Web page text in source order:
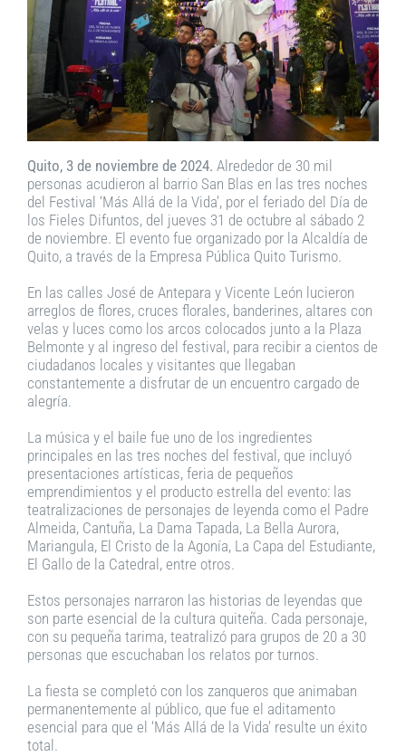
Quito, 3 de noviembre de 2024. Alrededor de 30 mil
personas acudieron al barrio San Blas en las tres noches
del Festival ‘Más Allá de la Vida’, por el feriado del Día de
los Fieles Difuntos, del jueves 31 de octubre al sábado 2
de noviembre. El evento fue organizado por la Alcaldía de
Quito, a través de la Empresa Pública Quito Turismo.
En las calles José de Antepara y Vicente León lucieron
arreglos de flores, cruces florales, banderines, altares con
velas y luces como los arcos colocados junto a la Plaza
Belmonte y al ingreso del festival, para recibir a cientos de
ciudadanos locales y visitantes que llegaban
constantemente a disfrutar de un encuentro cargado de
alegría.
La música y el baile fue uno de los ingredientes
principales en las tres noches del festival, que incluyó
presentaciones artísticas, feria de pequeños
emprendimientos y el producto estrella del evento: las
teatralizaciones de personajes de leyenda como el Padre
Almeida, Cantuña, La Dama Tapada, La Bella Aurora,
Mariangula, El Cristo de la Agonía, La Capa del Estudiante,
El Gallo de la Catedral, entre otros.
Estos personajes narraron las historias de leyendas que
son parte esencial de la cultura quiteña. Cada personaje,
con su pequeña tarima, teatralizó para grupos de 20 a 30
personas que escuchaban los relatos por turnos.
La fiesta se completó con los zanqueros que animaban
permanentemente al público, que fue el aditamento
esencial para que el ‘Más Allá de la Vida’ resulte un éxito
total.